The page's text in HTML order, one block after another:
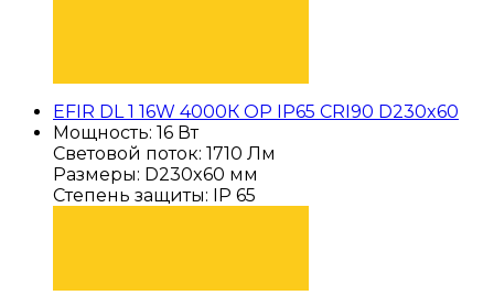
EFIR DL 1 16W 4000К OP IP65 CRI90 D230x60
Мощность: 16 Вт
Световой поток: 1710 Лм
Размеры: D230x60 мм
Степень защиты: IP 65